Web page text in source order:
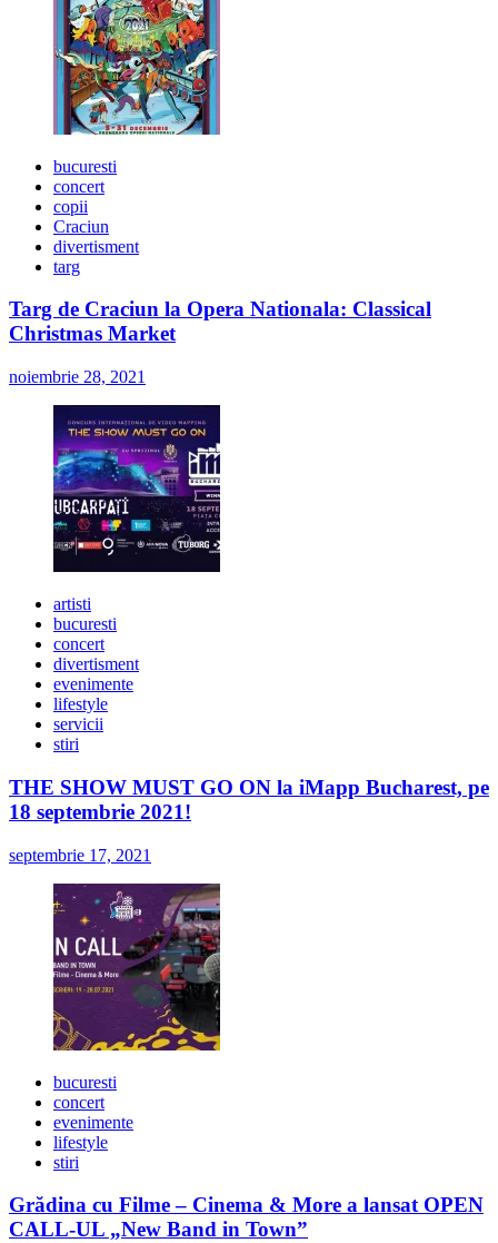
bucuresti
concert
copii
Craciun
divertisment
targ
Targ de Craciun la Opera Nationala: Classical
Christmas Market
noiembrie 28, 2021
artisti
bucuresti
concert
divertisment
evenimente
lifestyle
servicii
stiri
THE SHOW MUST GO ON la iMapp Bucharest, pe
18 septembrie 2021!
septembrie 17, 2021
bucuresti
concert
evenimente
lifestyle
stiri
Grădina cu Filme – Cinema & More a lansat OPEN
CALL-UL „New Band in Town”